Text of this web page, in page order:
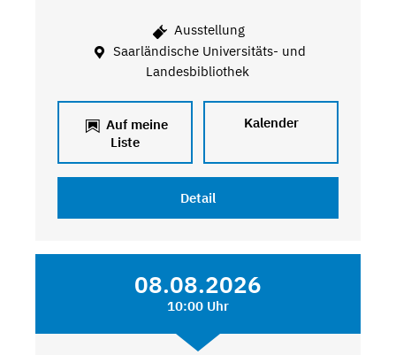
Ausstellung
Saarländische Universitäts- und
Landesbibliothek
Auf meine
Liste
Kalender
Detail
08.08.2026
10:00 Uhr